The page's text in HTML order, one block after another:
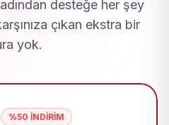
desteğe her şey
çıkan ekstra bir
yok.
%50 İNDİRİM